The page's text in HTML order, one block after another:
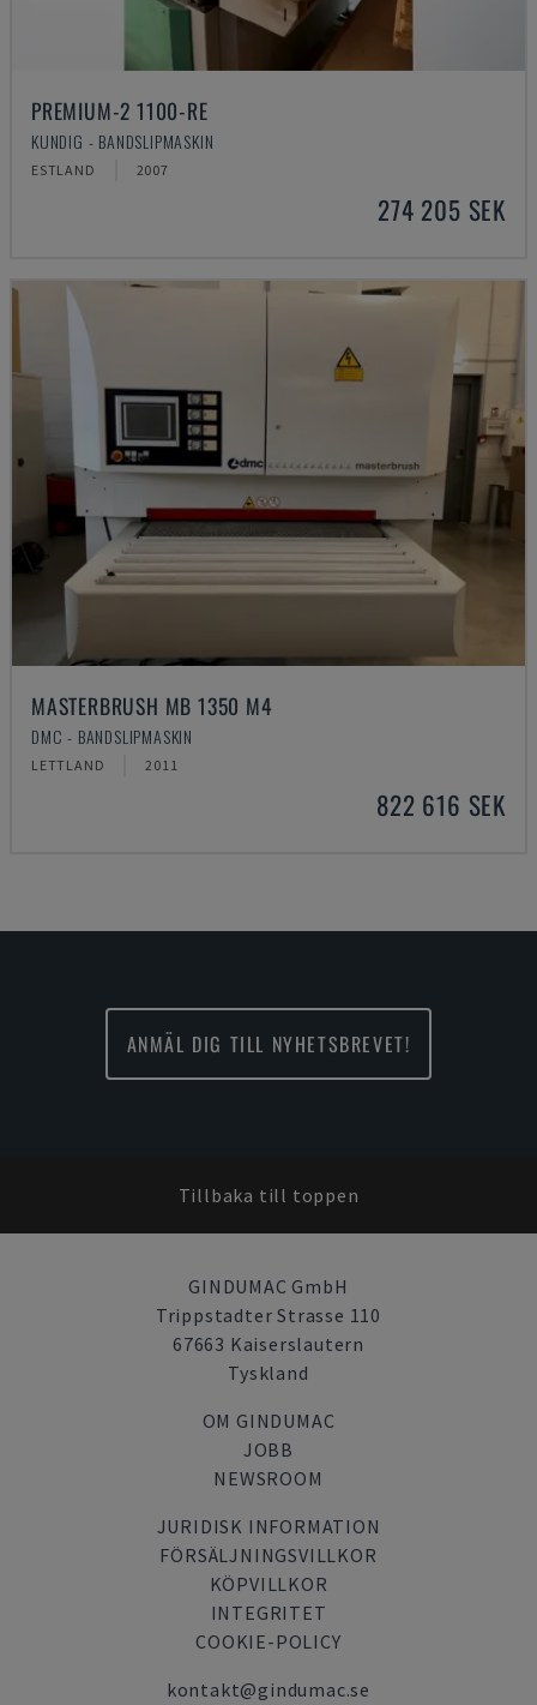
PREMIUM-2 1100-RE
KUNDIG - BANDSLIPMASKIN
ESTLAND 2007
274 205 SEK
MASTERBRUSH MB 1350 M4
DMC - BANDSLIPMASKIN
LETTLAND 2011
822 616 SEK
ANMÄL DIG TILL NYHETSBREVET!
Tillbaka till toppen
GINDUMAC GmbH
Trippstadter Strasse 110
67663 Kaiserslautern
Tyskland
OM GINDUMAC
JOBB
NEWSROOM
JURIDISK INFORMATION
FÖRSÄLJNINGSVILLKOR
KÖPVILLKOR
INTEGRITET
COOKIE-POLICY
kontakt@gindumac.se